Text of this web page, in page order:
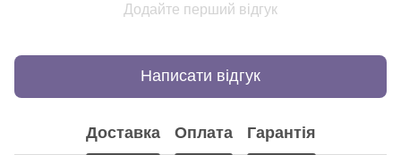
Додайте перший відгук
Написати відгук
Доставка Оплата Гарантія